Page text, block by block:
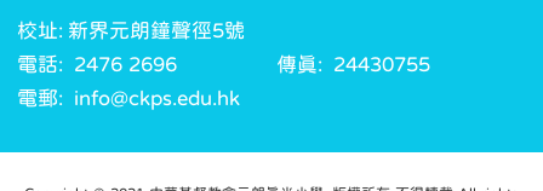
校址: 新界元朗鐘聲徑5號
電話: 2476 2696
傳真: 24430755
電郵: info@ckps.edu.hk